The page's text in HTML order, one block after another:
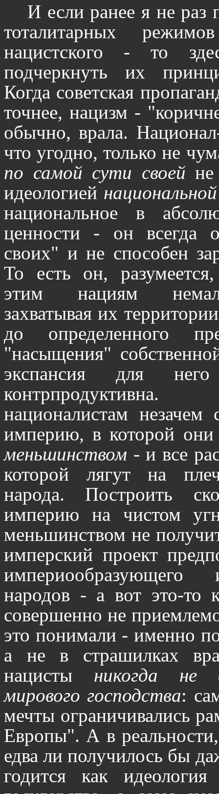
И если ранее я не раз
тоталитарных
нацистского - то
подчеркнуть их
Когда советская
точнее, нацизм -
обычно, врала.
что угодно, только не
по самой сути своей не
идеологией национальной
национальное в
ценности - он всегда
своих" и не способен
То есть он,
этим нациям
захватывая их
до определенного
"насыщения"
экспансия для
националистам незачем
империю, в которой
меньшинством - и все
которой лягут на
народа. Построить
империю на чистом
меньшинством не
имперский проект
народов - а вот это-то
совершенно не
это понимали - именно
а не в страшилках
нацисты никогда не
мирового господства:
мечты ограничивались
Европы". А в
едва ли получилось бы
годится как идеология